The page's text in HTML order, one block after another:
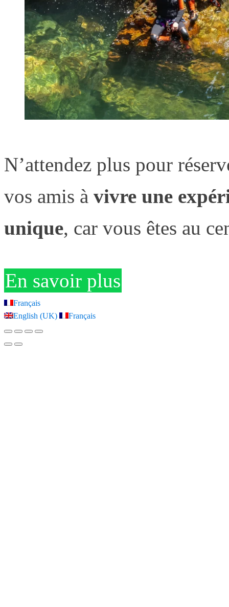
N’attendez plus pour
vos amis à vivre une
unique, car vous êtes au
En savoir plus
Français
English (UK)
Français